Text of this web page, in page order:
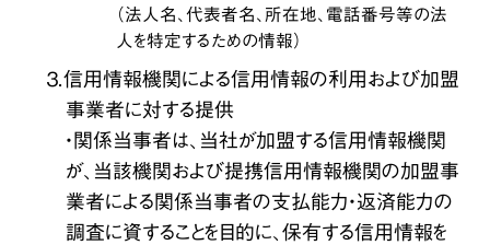
（法人名、代表者名、所在地、電話番号等の法
人を特定するための情報）
３．信用情報機関による信用情報の利用および加盟
事業者に対する提供
・関係当事者は、当社が加盟する信用情報機関
が、当該機関および提携信用情報機関の加盟事
業者による関係当事者の支払能力・返済能力の
調査に資することを目的に、保有する信用情報を